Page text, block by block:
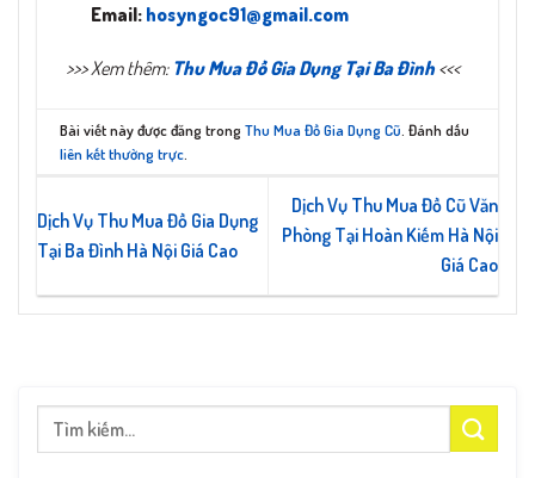
Email: hosyngoc91@gmail.com
>>> Xem thêm: Thu Mua Đồ Gia Dụng Tại Ba Đình <<<
Bài viết này được đăng trongThu Mua Đồ Gia Dụng Cũ . Đánh dấu
liên kết thường trực
Dịch Vụ Thu Mua Đồ Gia Dụng
Tại Ba Đình Hà Nội Giá Cao​
Dịch Vụ Thu Mua Đồ Cũ Văn
Phòng Tại Hoàn Kiếm Hà Nội
Giá Cao